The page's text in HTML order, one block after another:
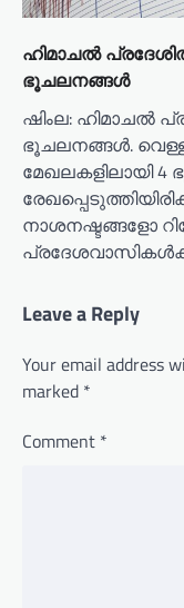
ഹിമാചൽ
ഭൂചലനങ്ങൾ
ഷിംല: ഹിമാചൽ
ഭൂചലനങ്ങൾ.
മേഖലകളിലായി
നാശനഷ്ടങ്ങളോ
Leave a Reply
Your email address
marked *
Comment *